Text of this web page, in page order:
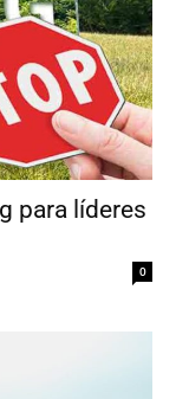
para líderes
0